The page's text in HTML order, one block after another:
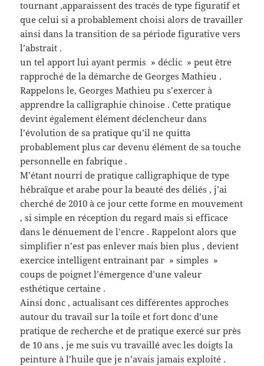
tournant ,apparaissent des tracés de type figuratif et
que celui si a probablement choisi alors de travailler
ainsi dans la transition de sa période figurative vers
l’abstrait .
un tel apport lui ayant permis » déclic » peut être
rapproché de la démarche de Georges Mathieu .
Rappelons le, Georges Mathieu pu s’exercer à
apprendre la calligraphie chinoise . Cette pratique
devint également élément déclencheur dans
l’évolution de sa pratique qu’il ne quitta
probablement plus car devenu élément de sa touche
personnelle en fabrique .
M’étant nourri de pratique calligraphique de type
hébraïque et arabe pour la beauté des déliés , j’ai
cherché de 2010 à ce jour cette forme en mouvement
, si simple en réception du regard mais si efficace
dans le dénuement de l’encre . Rappelont alors que
simplifier n’est pas enlever mais bien plus , devient
exercice intelligent entrainant par » simples »
coups de poignet l’émergence d’une valeur
esthétique certaine .
Ainsi donc , actualisant ces différentes approches
autour du travail sur la toile et fort donc d’une
pratique de recherche et de pratique exercé sur près
de 10 ans , je me suis vu travaillé avec les doigts la
peinture à l’huile que je n’avais jamais exploité .